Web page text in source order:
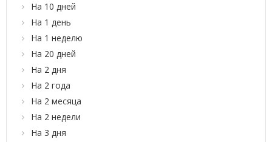
На 10 дней
На 1 день
На 1 неделю
На 20 дней
На 2 дня
На 2 года
На 2 месяца
На 2 недели
На 3 дня